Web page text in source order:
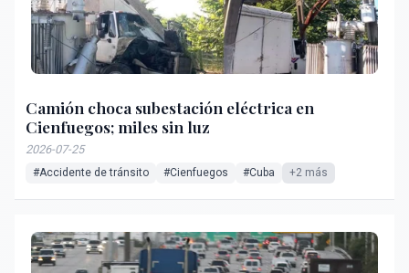
Camión choca subestación eléctrica en
Cienfuegos; miles sin luz
2026-07-25
#Accidente de tránsito #Cienfuegos #Cuba +2 más